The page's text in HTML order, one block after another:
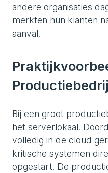
andere organisaties
merkten hun klanten
aanval.
Bij een groot
het serverlokaal.
volledig in de cloud
kritische systemen
opgestart. De